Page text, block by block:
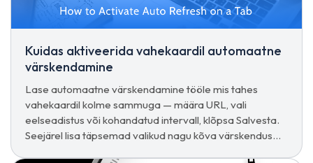
Kuidas aktiveerida vahekaardil automaatne
värskendamine
Lase automaatne värskendamine tööle mis tahes
vahekaardil kolme sammuga — määra URL, vali
eelseadistus või kohandatud intervall, klõpsa Salvesta.
Seejärel lisa täpsemad valikud nagu kõva värskendus